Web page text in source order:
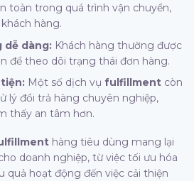
toàn trong quá trình vận chuyển,
hàng.
dễ dàng: Khách hàng thường được
để theo dõi trạng thái đơn hàng.
Một số dịch vụfulfillment còn
lý đổi trả hàng chuyên nghiệp,
thấy an tâm hơn.
hàng tiêu dùng mang lại
doanh nghiệp, từ việc tối ưu hóa
quả hoạt động đến việc cải thiện